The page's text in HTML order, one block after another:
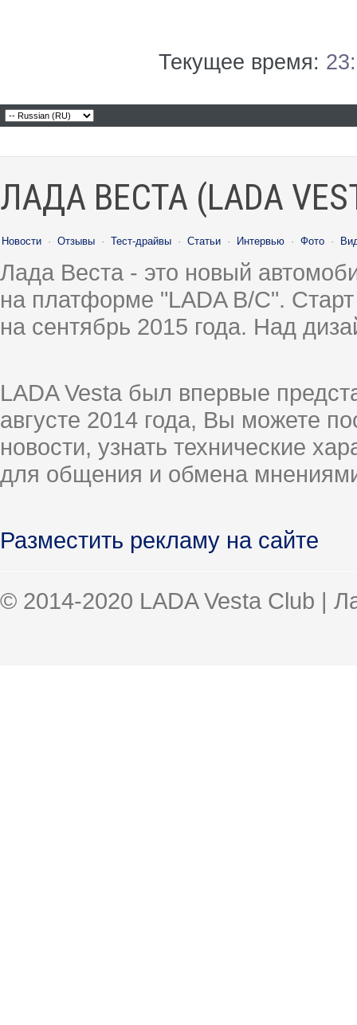
Текущее время:
ЛАДА ВЕСТА (LADA
Новости · Отзывы · Тест-драйвы · Статьи · Интервью · Фото ·
Лада Веста - это новый
на платформе "LADA B/C".
на сентябрь 2015 года. Над
LADA Vesta был впервые
августе 2014 года, Вы можете
новости, узнать технические
для общения и обмена
Разместить рекламу на сайте
© 2014-2020 LADA Vesta Club |